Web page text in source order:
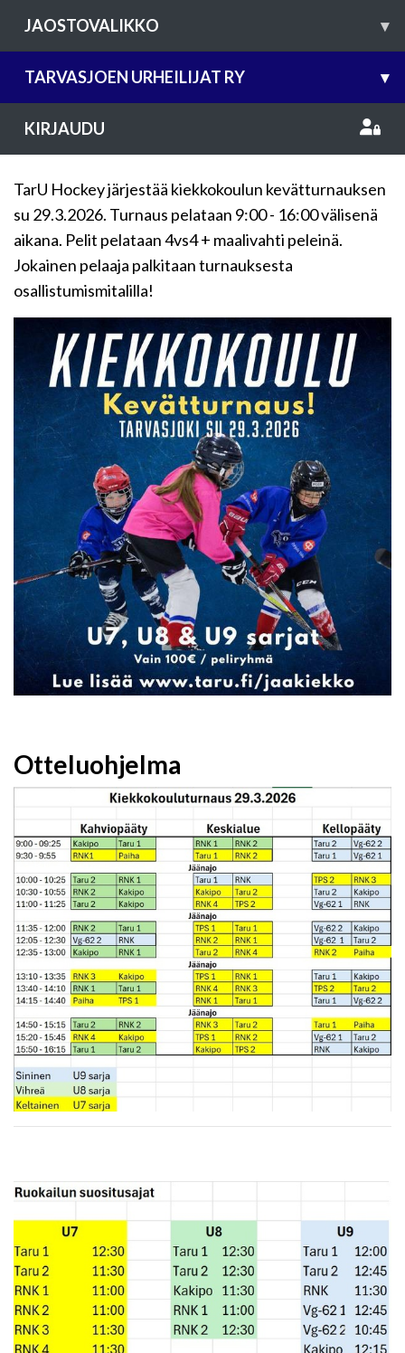
JAOSTOVALIKKO ▾
TARVASJOEN URHEILIJAT RY ▾
KIRJAUDU
TarU Hockey järjestää kiekkokoulun kevätturnauksen
su 29.3.2026. Turnaus pelataan 9:00 - 16:00 välisenä
aikana. Pelit pelataan 4vs4 + maalivahti peleinä.
Jokainen pelaaja palkitaan turnauksesta
osallistumismitalilla!
Otteluohjelma